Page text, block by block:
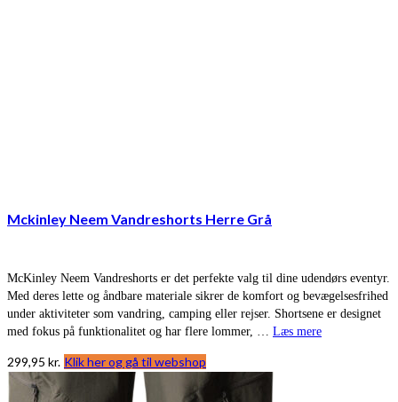
Mckinley Neem Vandreshorts Herre Grå
McKinley Neem Vandreshorts er det perfekte valg til dine udendørs eventyr.
Med deres lette og åndbare materiale sikrer de komfort og bevægelsesfrihed
under aktiviteter som vandring, camping eller rejser. Shortsene er designet
med fokus på funktionalitet og har flere lommer, … Læs mere
299,95 kr. Klik her og gå til webshop